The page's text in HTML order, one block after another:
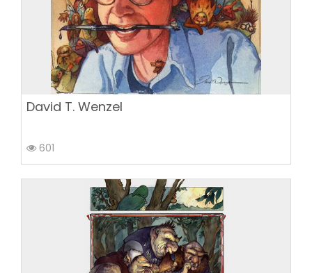
David T. Wenzel
601